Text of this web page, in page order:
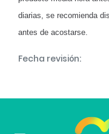
diarias, se recomienda
antes de acostarse.
Fecha revisión: